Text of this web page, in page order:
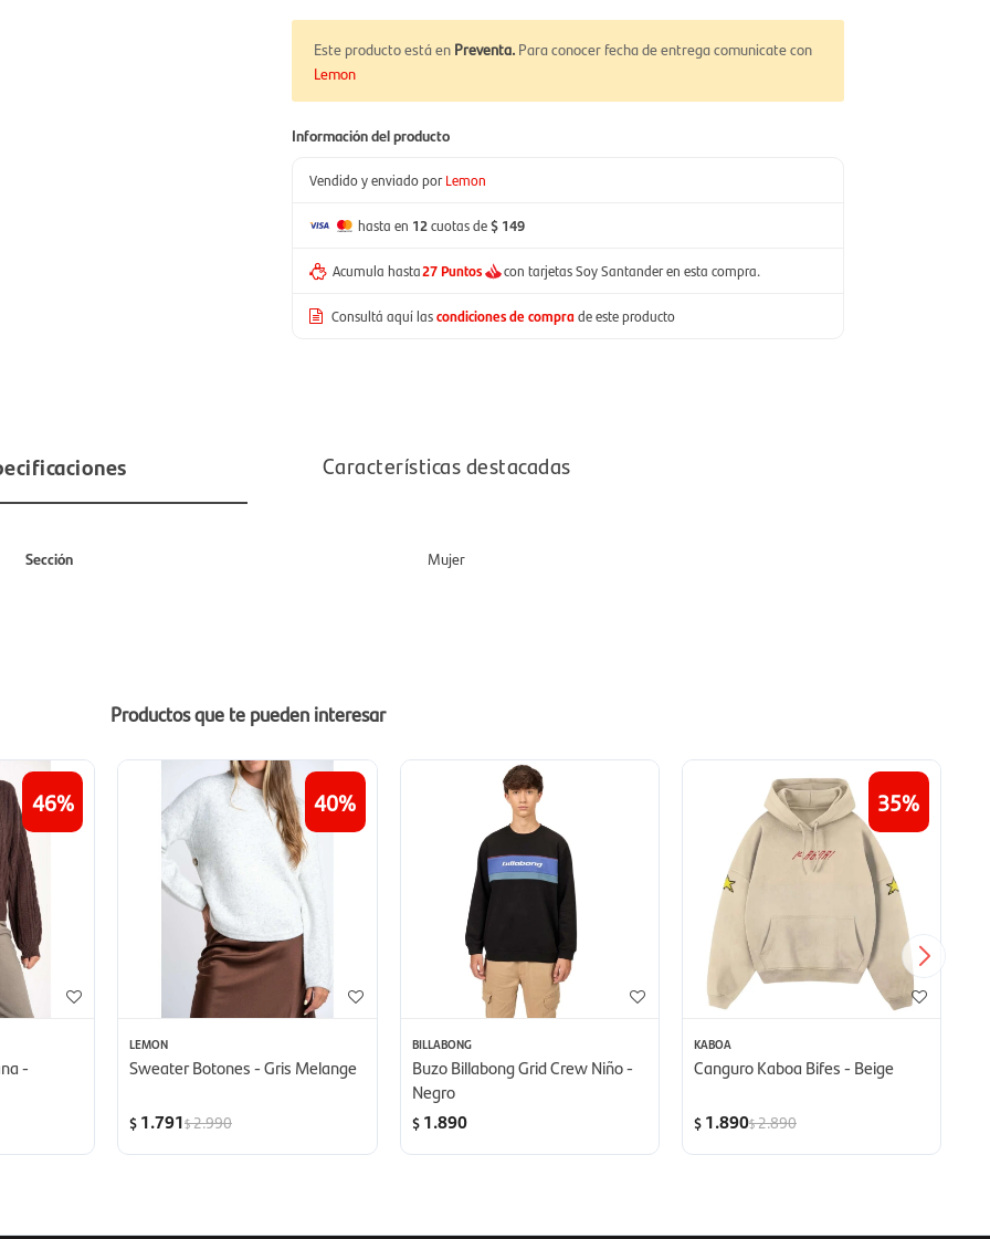
Este producto está en Preventa. Para conocer fecha de entrega comunicate con
Lemon
Información del producto
Vendido y enviado por Lemon
hasta en 12cuotas de$ 149
Acumula hasta27 Puntos con tarjetas Soy Santander en esta compra.
Consultá aquí lascondiciones de comprade este producto
Características destacadas
Sección Mujer
Productos que te pueden interesar
46
-
40
LEMON
Sweater Botones - Gris Melange
$ 1.791$2.990
BILLABONG
Buzo Billabong Grid Crew Niño -
Negro
$ 1.890
35
KABOA
Canguro Kaboa Bifes - Beige
$ 1.890$2.890